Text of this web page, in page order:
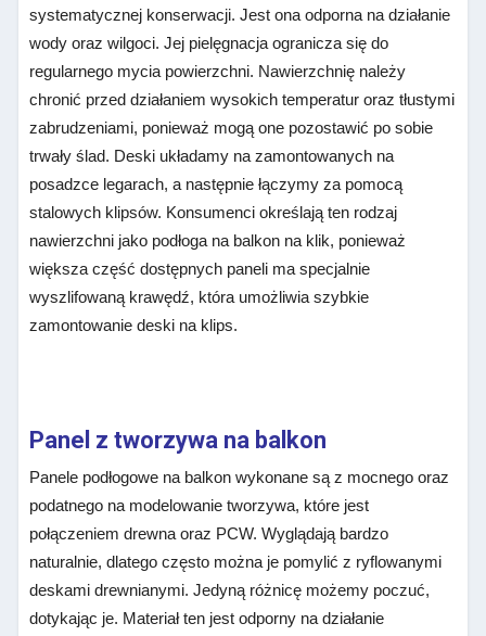
systematycznej konserwacji. Jest ona odporna na działanie
wody oraz wilgoci. Jej pielęgnacja ogranicza się do
regularnego mycia powierzchni. Nawierzchnię należy
chronić przed działaniem wysokich temperatur oraz tłustymi
zabrudzeniami, ponieważ mogą one pozostawić po sobie
trwały ślad. Deski układamy na zamontowanych na
posadzce legarach, a następnie łączymy za pomocą
stalowych klipsów. Konsumenci określają ten rodzaj
nawierzchni jako podłoga na balkon na klik, ponieważ
większa część dostępnych paneli ma specjalnie
wyszlifowaną krawędź, która umożliwia szybkie
zamontowanie deski na klips.
Panel z tworzywa na balkon
Panele podłogowe na balkon wykonane są z mocnego oraz
podatnego na modelowanie tworzywa, które jest
połączeniem drewna oraz PCW. Wyglądają bardzo
naturalnie, dlatego często można je pomylić z ryflowanymi
deskami drewnianymi. Jedyną różnicę możemy poczuć,
dotykając je. Materiał ten jest odporny na działanie